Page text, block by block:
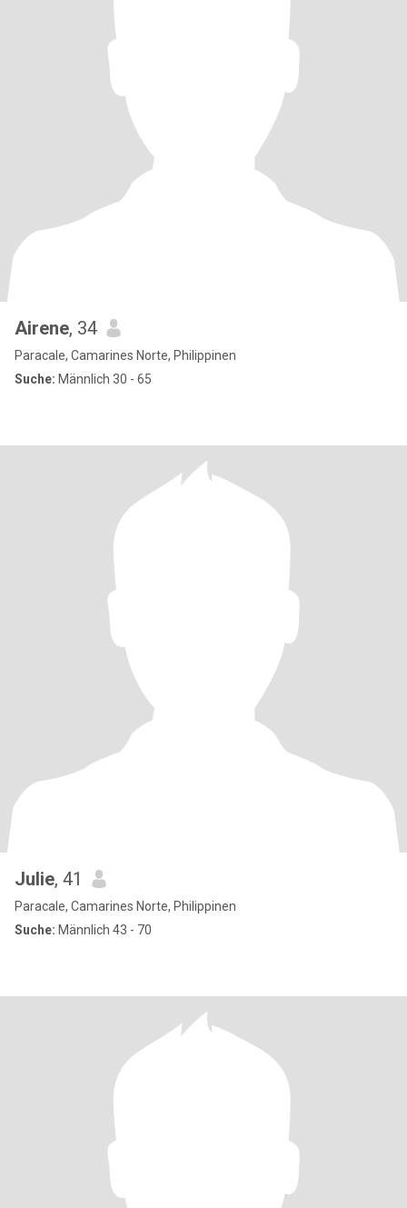
Airene, 34
Paracale, Camarines Norte, Philippinen
Suche: Männlich 30 - 65
Julie, 41
Paracale, Camarines Norte, Philippinen
Suche: Männlich 43 - 70